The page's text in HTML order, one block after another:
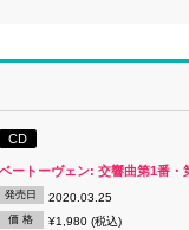
CD
ベートーヴェン: 交響曲第1番・
発売日 2020.03.25
価 格 ¥1,980 (税込)